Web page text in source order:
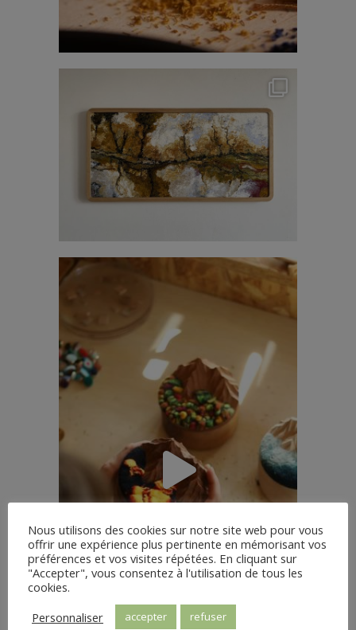
Nous utilisons des cookies sur notre site web pour vous
offrir une expérience plus pertinente en mémorisant vos
préférences et vos visites répétées. En cliquant sur
"Accepter", vous consentez à l'utilisation de tous les
cookies.
Personnaliser
accepter refuser